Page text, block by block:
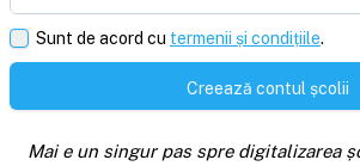
Sunt de acord cu termenii și condițiile.
Creează contul școlii
Mai e un singur pas spre digitalizarea